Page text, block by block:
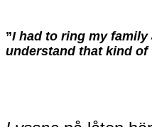
”I had to ring my family
understand that kind of